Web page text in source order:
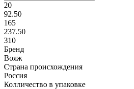
20
92.50
165
237.50
310
Бренд
Вояж
Страна происхождения
Россия
Колличество в упаковке